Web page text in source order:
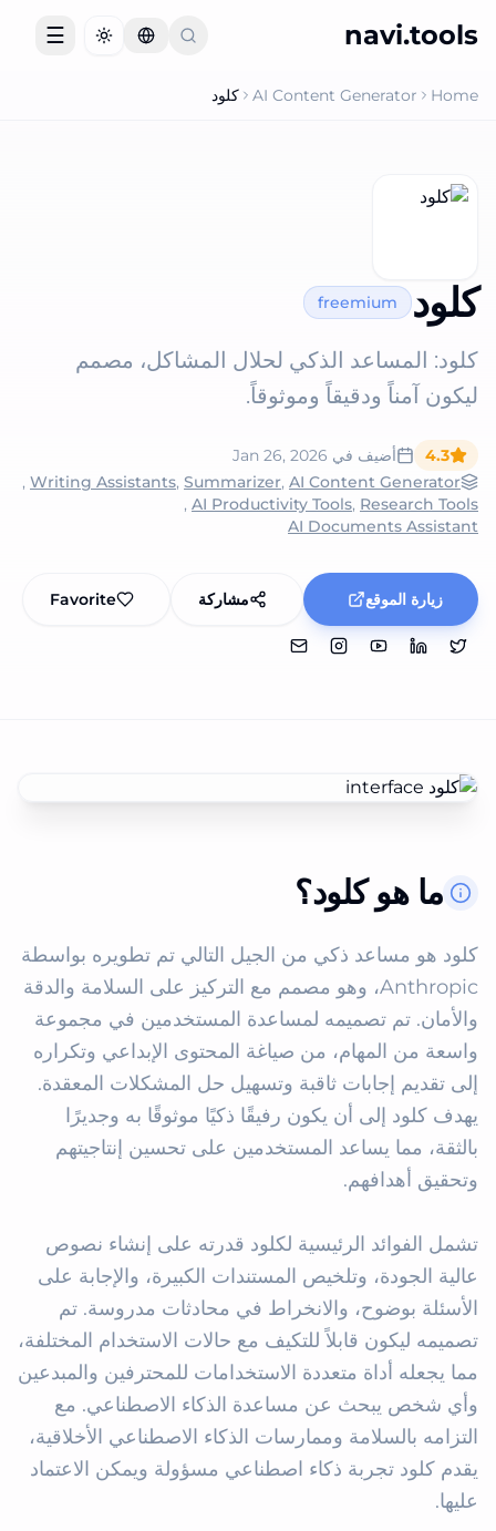
navi.tools
theme
☰
Home
AI Content Generator كلود
كلود freemium
كلود: المساعد الذكي لحلال المشاكل، مصمم
ليكون آمناً ودقيقاً وموثوقاً.
4.3 أضيف في Jan 26, 2026
AI Content Generator
,
Summarizer
,
Writing Assistants
,
Research Tools
,
AI Productivity Tools
,
AI Documents Assistant
زيارة الموقع مشاركة Favorite
ما هو كلود؟